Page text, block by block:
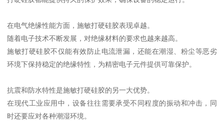
在电气绝缘性能方面，施敏打硬硅胶表现卓越。
随着电子技术不断发展，对绝缘材料的要求也越来越高。
施敏打硬硅胶不仅能有效防止电流泄漏，还能在潮湿、粉尘等恶劣
环境下保持稳定的绝缘特性，为精密电子元件提供可靠保护。
抗震和防水特性是施敏打硬硅胶的另一大优势。
在现代工业应用中，设备往往需要承受不同程度的振动和冲击，同
时还要应对各种潮湿环境。